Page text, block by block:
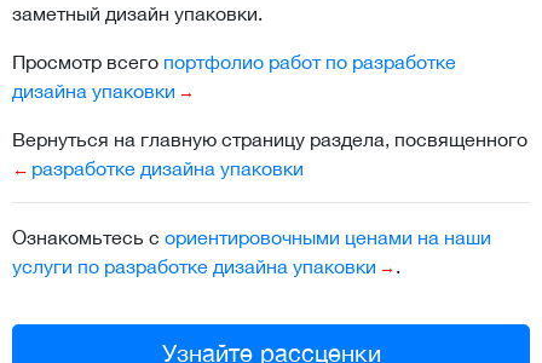
заметный дизайн упаковки.
Просмотр всего портфолио работ по разработке
дизайна упаковки
Вернуться на главную страницу раздела, посвященного
разработке дизайна упаковки
Ознакомьтесь с ориентировочными ценами на наши
услуги по разработке дизайна упаковки
.
Узнайте рассценки